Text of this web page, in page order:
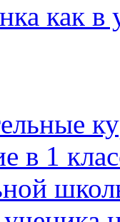
как
в 1